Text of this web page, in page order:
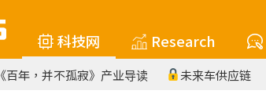
科技网 Research
《百年，并不孤寂》产业导读 未来车供应链